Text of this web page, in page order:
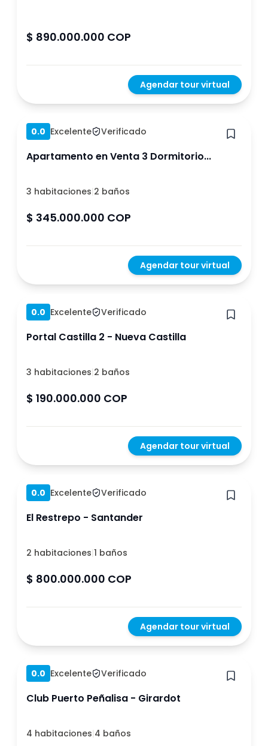
$ 890.000.000 COP
Agendar tour virtual
Hace 1 año
0.0 Excelente Verificado
Apartamento en Venta 3 Dormitorio...
3 habitaciones|2 baños
$ 345.000.000 COP
Agendar tour virtual
Hace 1 año
0.0 Excelente Verificado
Portal Castilla 2 - Nueva Castilla
3 habitaciones|2 baños
$ 190.000.000 COP
Agendar tour virtual
Hace 1 año
0.0 Excelente Verificado
El Restrepo - Santander
2 habitaciones|1 baños
$ 800.000.000 COP
Agendar tour virtual
Hace 1 año
0.0 Excelente Verificado
Club Puerto Peñalisa - Girardot
4 habitaciones|4 baños